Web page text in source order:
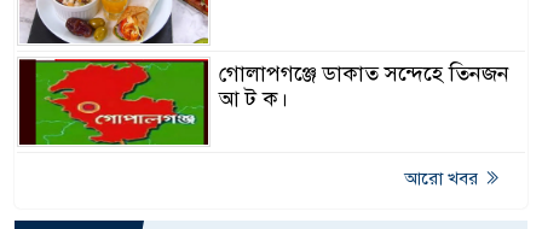
গোলাপগঞ্জে ডাকাত সন্দেহে তিনজন
আ ট ক।
আরো খবর